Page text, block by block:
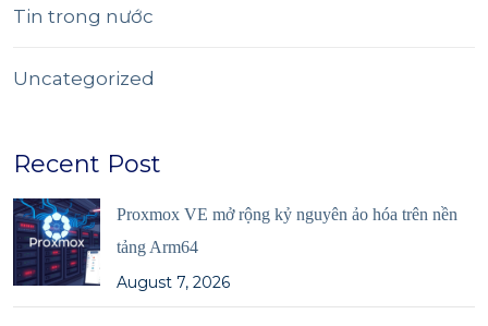
Tin trong nước
Uncategorized
Recent Post
Proxmox VE mở rộng kỷ nguyên ảo hóa trên nền
tảng Arm64
August 7, 2026